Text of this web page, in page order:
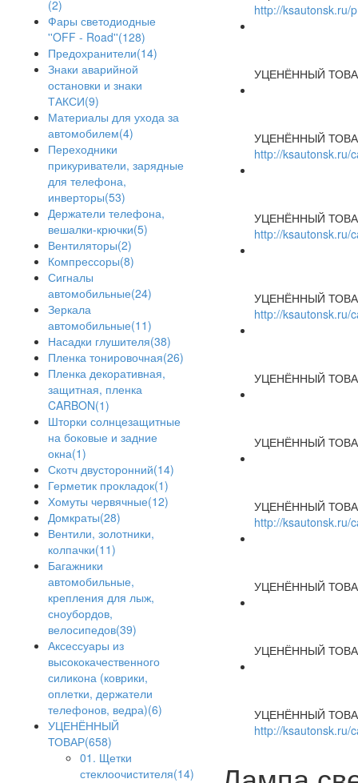
(2)
Фары светодиодные
''OFF - Road''(128)
Предохранители(14)
Знаки аварийной
остановки и знаки
ТАКСИ(9)
Материалы для ухода за
автомобилем(4)
Переходники
прикуриватели, зарядные
для телефона,
инверторы(53)
Держатели телефона,
вешалки-крючки(5)
Вентиляторы(2)
Компрессоры(8)
Сигналы
автомобильные(24)
Зеркала
автомобильные(11)
Насадки глушителя(38)
Пленка тонировочная(26)
Пленка декоративная,
защитная, пленка
CARBON(1)
Шторки солнцезащитные
на боковые и задние
окна(1)
Скотч двусторонний(14)
Герметик прокладок(1)
Хомуты червячные(12)
Домкраты(28)
Вентили, золотники,
колпачки(11)
Багажники
автомобильные,
крепления для лыж,
сноубордов,
велосипедов(39)
Аксессуары из
высококачественного
силикона (коврики,
оплетки, держатели
телефонов, ведра)(6)
УЦЕНЁННЫЙ
ТОВАР(658)
01. Щетки
стеклоочистителя(14)
http://ksautonsk.ru/
УЦЕНЁННЫЙ
УЦЕНЁННЫЙ
http://ksautonsk.ru/
УЦЕНЁННЫЙ
http://ksautonsk.ru/
УЦЕНЁННЫЙ
http://ksautonsk.ru/
УЦЕНЁННЫЙ
УЦЕНЁННЫЙ
УЦЕНЁННЫЙ
http://ksautonsk.ru/
УЦЕНЁННЫЙ
УЦЕНЁННЫЙ
УЦЕНЁННЫЙ
http://ksautonsk.ru/